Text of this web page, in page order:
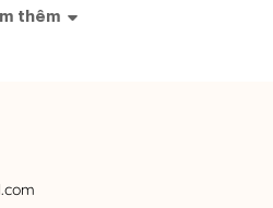
thêm